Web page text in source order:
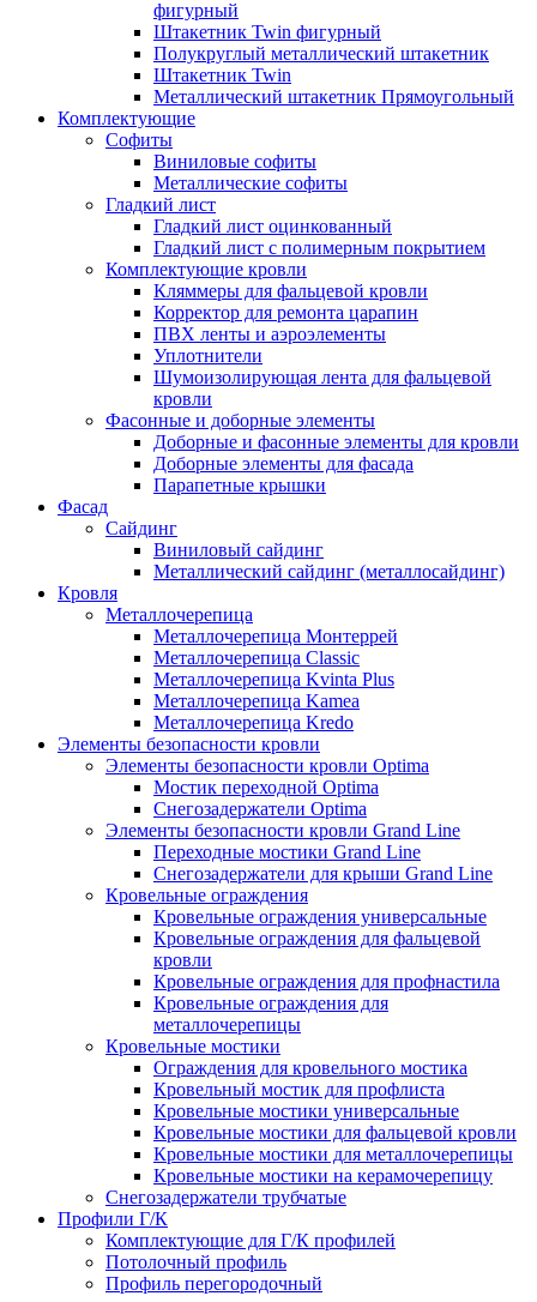
фигурный
Штакетник Twin фигурный
Полукруглый металлический штакетник
Штакетник Twin
Металлический штакетник Прямоугольный
Комплектующие
Cофиты
Виниловые софиты
Металлические софиты
Гладкий лист
Гладкий лист оцинкованный
Гладкий лист с полимерным покрытием
Комплектующие кровли
Кляммеры для фальцевой кровли
Корректор для ремонта царапин
ПВХ ленты и аэроэлементы
Уплотнители
Шумоизолирующая лента для фальцевой
кровли
Фасонные и доборные элементы
Доборные и фасонные элементы для кровли
Доборные элементы для фасада
Парапетные крышки
Фасад
Сайдинг
Виниловый сайдинг
Металлический сайдинг (металлосайдинг)
Кровля
Металлочерепица
Металлочерепица Монтеррей
Металлочерепица Classic
Металлочерепица Kvinta Plus
Металлочерепица Kamea
Металлочерепица Kredo
Элементы безопасности кровли
Элементы безопасности кровли Optima
Мостик переходной Optima
Снегозадержатели Optima
Элементы безопасности кровли Grand Line
Переходные мостики Grand Line
Снегозадержатели для крыши Grand Line
Кровельные ограждения
Кровельные ограждения универсальные
Кровельные ограждения для фальцевой
кровли
Кровельные ограждения для профнастила
Кровельные ограждения для
металлочерепицы
Кровельные мостики
Ограждения для кровельного мостика
Кровельный мостик для профлиста
Кровельные мостики универсальные
Кровельные мостики для фальцевой кровли
Кровельные мостики для металлочерепицы
Кровельные мостики на керамочерепицу
Снегозадержатели трубчатые
Профили Г/К
Комплектующие для Г/К профилей
Потолочный профиль
Профиль перегородочный